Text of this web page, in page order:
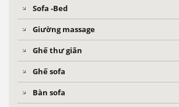
Sofa -Bed
Giường massage
Ghế thư giãn
Ghế sofa
Bàn sofa